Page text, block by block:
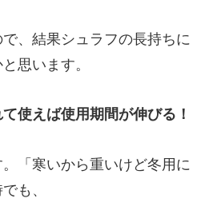
、結果シュラフの長持ちに
思います。
使えば使用期間が伸びる！
「寒いから重いけど冬用に
も、